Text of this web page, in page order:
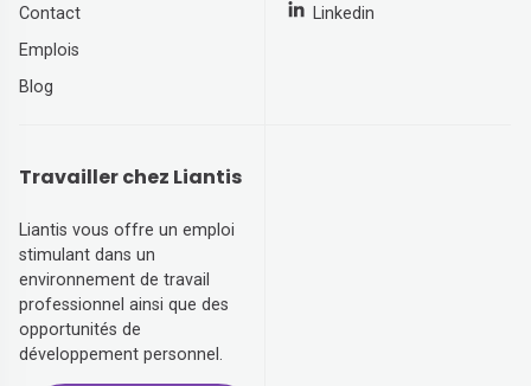
Contact
Emplois
Blog
Linkedin
Travailler chez Liantis
Liantis vous offre un emploi
stimulant dans un
environnement de travail
professionnel ainsi que des
opportunités de
développement personnel.